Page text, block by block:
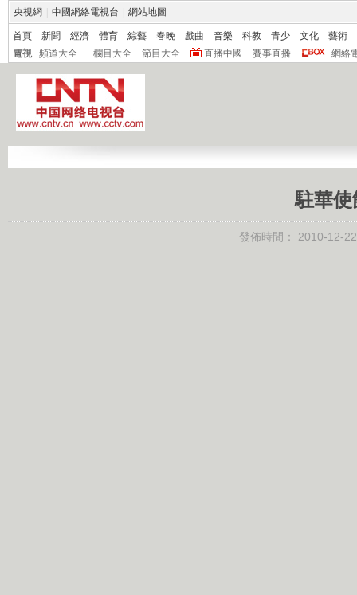
央視網 中國網絡電視台 網站地圖
首頁 新聞 經濟 體育 綜藝 春晚 戲曲 音樂 科教 青少 文化
藝術
電視
頻道大全 欄目大全 節目大全 直播中國 賽事直播 網絡
駐華使
發佈時間： 2010-12-